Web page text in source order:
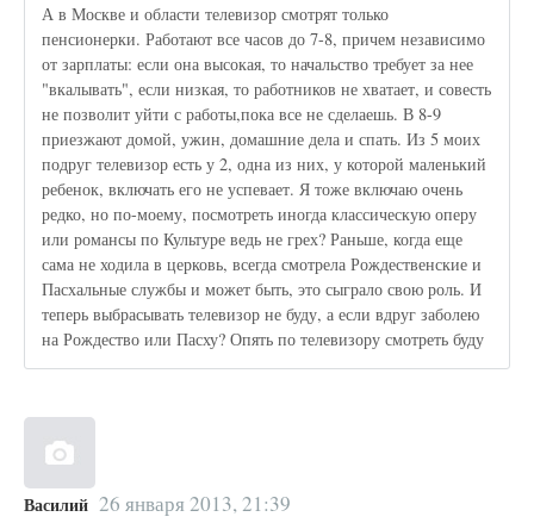
А в Москве и области телевизор смотрят только
пенсионерки. Работают все часов до 7-8, причем независимо
от зарплаты: если она высокая, то начальство требует за нее
"вкалывать", если низкая, то работников не хватает, и совесть
не позволит уйти с работы,пока все не сделаешь. В 8-9
приезжают домой, ужин, домашние дела и спать. Из 5 моих
подруг телевизор есть у 2, одна из них, у которой маленький
ребенок, включать его не успевает. Я тоже включаю очень
редко, но по-моему, посмотреть иногда классическую оперу
или романсы по Культуре ведь не грех? Раньше, когда еще
сама не ходила в церковь, всегда смотрела Рождественские и
Пасхальные службы и может быть, это сыграло свою роль. И
теперь выбрасывать телевизор не буду, а если вдруг заболею
на Рождество или Пасху? Опять по телевизору смотреть буду
Василий 26 января 2013, 21:39